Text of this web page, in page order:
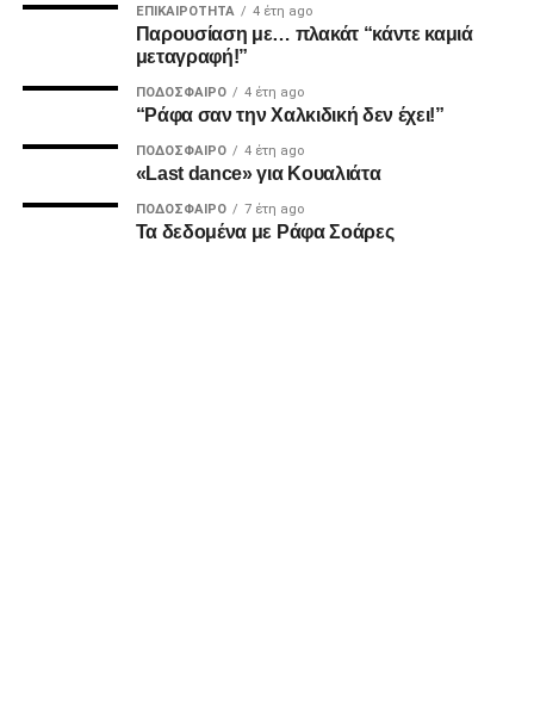
φάση. Καταλόγισε στο 21’ χωρίς δεύτερη σκέψη το
πέναλτι υπέρ του Παναιτωλικού για μαρκάρισμα του
Μιχαηλίδη και έβγαλε συνολικά από το τσεπάκι του επτά
ADVERTISEMENT
ΕΠΙΚΑΙΡΌΤΗΤΑ 4 έτη ago
Παρουσίαση με… πλακάτ “κάντε καμιά
μεταγραφή!”
ΠΟΔΌΣΦΑΙΡΟ 4 έτη ago
“Ράφα σαν την Χαλκιδική δεν έχει!”
ΠΟΔΌΣΦΑΙΡΟ 4 έτη ago
«Last dance» για Κουαλιάτα
ΠΟΔΌΣΦΑΙΡΟ 7 έτη ago
Τα δεδομένα με Ράφα Σοάρες